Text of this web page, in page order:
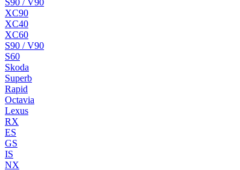
S90 / V90
XC90
XC40
XC60
S90 / V90
S60
Skoda
Superb
Rapid
Octavia
Lexus
RX
ES
GS
IS
NX